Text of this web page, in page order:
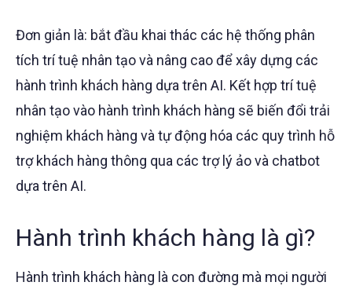
Đơn giản là: bắt đầu khai thác các hệ thống phân
tích trí tuệ nhân tạo và nâng cao để xây dựng các
hành trình khách hàng dựa trên AI. Kết hợp trí tuệ
nhân tạo vào hành trình khách hàng sẽ biến đổi trải
nghiệm khách hàng và tự động hóa các quy trình hỗ
trợ khách hàng thông qua các trợ lý ảo và chatbot
dựa trên AI.
Hành trình khách hàng là gì?
Hành trình khách hàng là con đường mà mọi người